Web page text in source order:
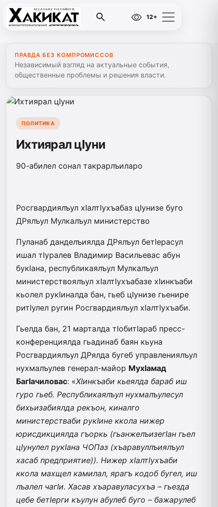
12+
ПРАВДА БЕЗ КОМПРОМИССОВ
Независимый взгляд на актуальные события,
общественные проблемы и решения власти.
ПОЛИТИКА
Ихтиярал цIуни
90-абилел сонал такрарлъиларо
Росгвардиялъул хIалтIухъабаз цIунизе буго
ДРялъул Мулкалъул министерство
Пуланаб данделъиялда ДРялъул бетIерасул
ишал тIуралев Владимир Васильевас абун
букIана, республикаялъул Мулкалъул
министерствоялъул хIалтIухъабазе хIинкъаби
кьолел рукIиналда бан, гьеб цIунизе гьенире
ритIулел ругин Росгвардиялъул хIалтIухъаби.
Гьелда бан, 21 марталда тIобитIараб пресс-
конференциялда гьадинаб баян кьуна
Росгвардиялъул ДРялда бугеб управлениялъул
нухмалъулев генерал-майор МухIамад
БагIачиловас: «ХIинкъаби кьеялда бараб иш
гуро гьеб. Республикаялъул нухмалъулесул
бихьизабиялда рекъон, киналго
министерстваби рукIине ккола нижер
юрисдикциялда гъоркь (гьанжелъизегIан гьел
цIунулел рукIана ЧОПаз (хъаравуллъиялъул
хасаб предприятие)). Нижер хIалтIухъаби
ккола махщел камилал, ярагъ кодоб бугел, иш
лъалел чагIи. Хасав хъаравуласухъа – гьезда
цебе бетIерги къулун абулеб буго – бажарулеб